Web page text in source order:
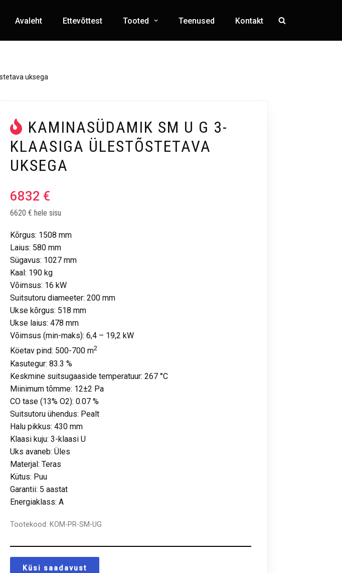
Avaleht Ettevõttest Tooted Teenused Kontakt
uksega
KAMINASÜDAMIK SM U G 3-
KLAASIGA ÜLESTÕSTETAVA
UKSEGA
6832 €
6620 € hele sisu
Kõrgus: 1508 mm
Laius: 580 mm
Sügavus: 1027 mm
Kaal: 190 kg
Võimsus: 16 kW
Suitsutoru diameeter: 200 mm
Ukse kõrgus: 518 mm
Ukse laius: 478 mm
Võimsus (min-maks): 6,4 – 19,2 kW
Köetav pind: 500-700 m2
Kasutegur: 83.3 %
Keskmine suitsugaaside temperatuur: 267 °C
Miinimum tõmme: 12±2 Pa
CO tase (13% O2): 0.07 %
Suitsutoru ühendus: Pealt
Halu pikkus: 430 mm
Klaasi kuju: 3-klaasi U
Uks avaneb: Üles
Materjal: Teras
Kütus: Puu
Garantii: 5 aastat
Energiaklass: A
Tootekood: KOM-PR-SM-UG
Küsi saadavust